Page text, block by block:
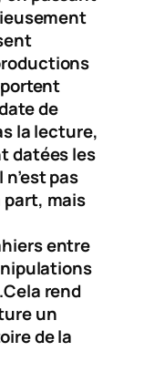
de
la lecture,
datées les
pas
mais
entre
rend
un
de la